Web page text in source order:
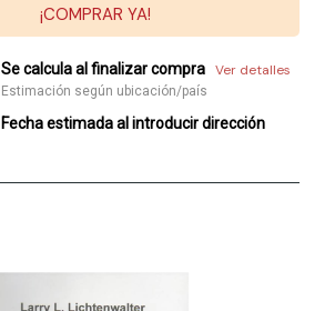
¡COMPRAR YA!
Se calcula al finalizar compra Ver detalles
Estimación según ubicación/país
Fecha estimada al introducir dirección